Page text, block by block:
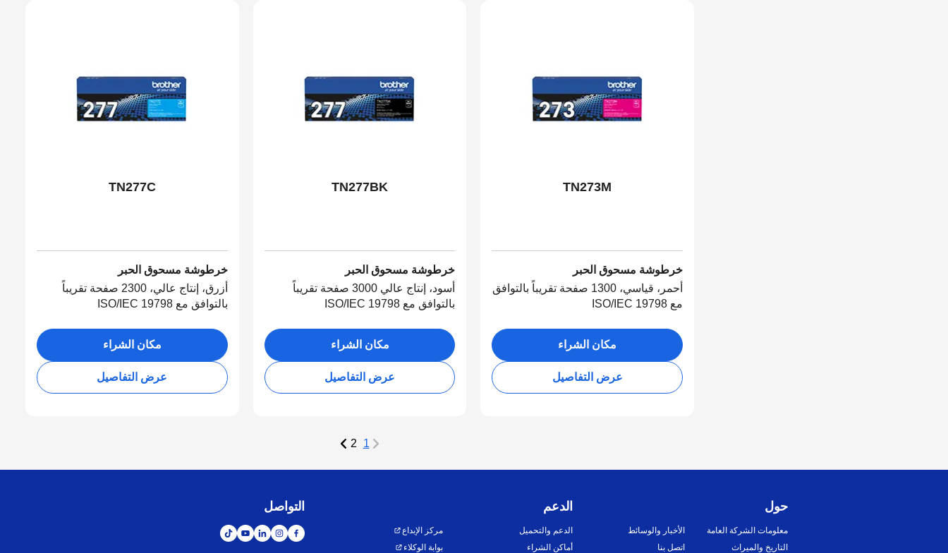
TN273M
خرطوشة مسحوق الحبر
أحمر، قياسي، 1300 صفحة تقريباً بالتوافق
مع ISO/IEC 19798
مكان الشراء
عرض التفاصيل
TN277BK
خرطوشة مسحوق الحبر
أسود، إنتاج عالي 3000 صفحة تقريباً
بالتوافق مع ISO/IEC 19798
مكان الشراء
عرض التفاصيل
TN277C
خرطوشة مسحوق الحبر
أزرق، إنتاج عالي، 2300 صفحة تقريباً
بالتوافق مع ISO/IEC 19798
مكان الشراء
عرض التفاصيل
1
2
حول
معلومات الشركة العامة
التاريخ والميراث
الأخبار والوسائط
اتصل بنا
الدعم
الدعم والتحميل
أماكن الشراء
مركز الإبداع
بوابة الوكلاء
التواصل